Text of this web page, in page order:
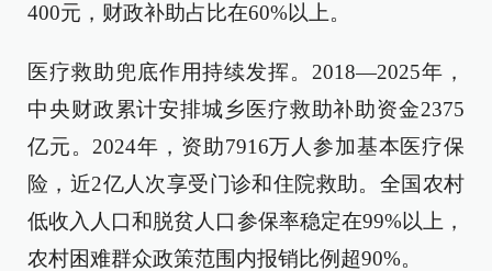
400元，财政补助占比在60%以上。
医疗救助兜底作用持续发挥。2018—2025年，
中央财政累计安排城乡医疗救助补助资金2375
亿元。2024年，资助7916万人参加基本医疗保
险，近2亿人次享受门诊和住院救助。全国农村
低收入人口和脱贫人口参保率稳定在99%以上，
农村困难群众政策范围内报销比例超90%。